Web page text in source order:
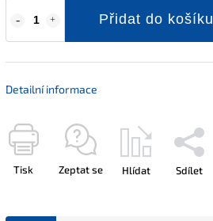
Přidat do košíku
Detailní informace
Tisk Zeptat se Hlídat Sdílet